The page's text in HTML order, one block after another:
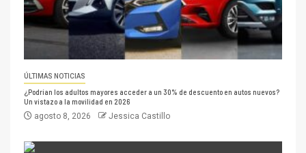
ÚLTIMAS NOTICIAS
¿Podrían los adultos mayores acceder a un 30% de descuento en autos nuevos?
Un vistazo a la movilidad en 2026
agosto 8, 2026 Jessica Castillo